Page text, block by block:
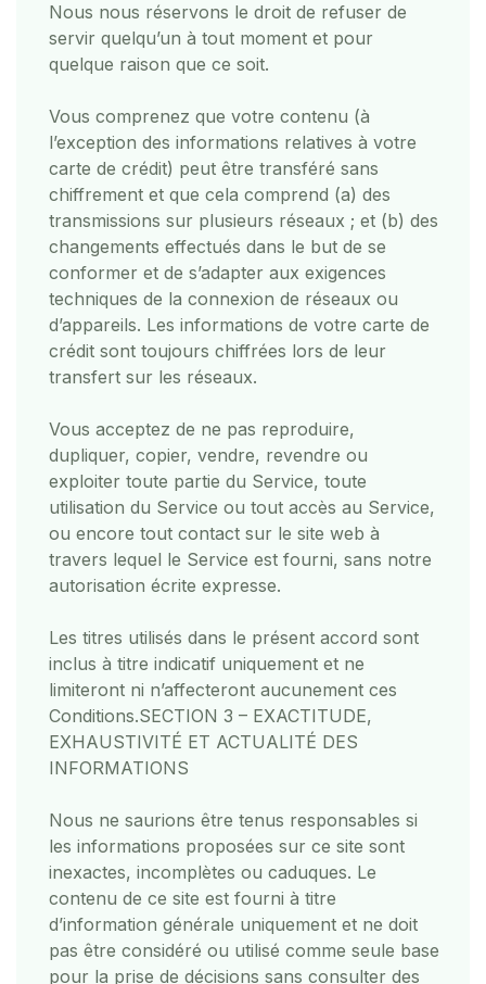
Nous nous réservons le droit de refuser de
servir quelqu’un à tout moment et pour
quelque raison que ce soit.
Vous comprenez que votre contenu (à
l’exception des informations relatives à votre
carte de crédit) peut être transféré sans
chiffrement et que cela comprend (a) des
transmissions sur plusieurs réseaux ; et (b) des
changements effectués dans le but de se
conformer et de s’adapter aux exigences
techniques de la connexion de réseaux ou
d’appareils. Les informations de votre carte de
crédit sont toujours chiffrées lors de leur
transfert sur les réseaux.
Vous acceptez de ne pas reproduire,
dupliquer, copier, vendre, revendre ou
exploiter toute partie du Service, toute
utilisation du Service ou tout accès au Service,
ou encore tout contact sur le site web à
travers lequel le Service est fourni, sans notre
autorisation écrite expresse.
Les titres utilisés dans le présent accord sont
inclus à titre indicatif uniquement et ne
limiteront ni n’affecteront aucunement ces
Conditions.SECTION 3 – EXACTITUDE,
EXHAUSTIVITÉ ET ACTUALITÉ DES
INFORMATIONS
Nous ne saurions être tenus responsables si
les informations proposées sur ce site sont
inexactes, incomplètes ou caduques. Le
contenu de ce site est fourni à titre
d’information générale uniquement et ne doit
pas être considéré ou utilisé comme seule base
pour la prise de décisions sans consulter des